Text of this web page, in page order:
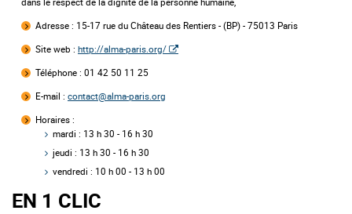
Adresse : 15-17 rue du Château des Rentiers - (BP) - 75013 Paris
Site web : http://alma-paris.org/
Téléphone : 01 42 50 11 25
E-mail : contact@alma-paris.org
Horaires :
mardi : 13 h 30 - 16 h 30
jeudi : 13 h 30 - 16 h 30
vendredi : 10 h 00 - 13 h 00
EN 1 CLIC